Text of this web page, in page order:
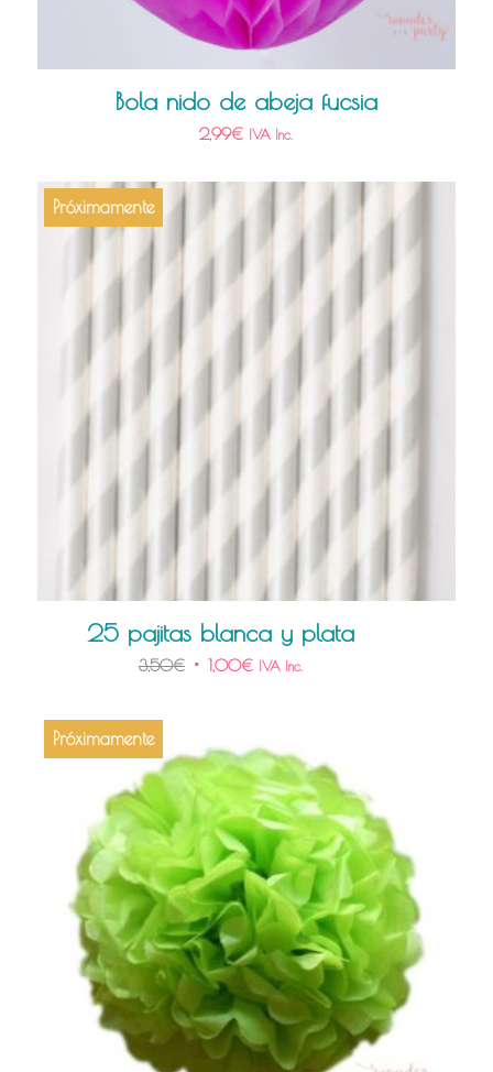
Bola nido de abeja fucsia
2,99€ IVA Inc.
Próximamente
25 pajitas blanca y plata
3,50€ 1,00€ IVA Inc.
Próximamente